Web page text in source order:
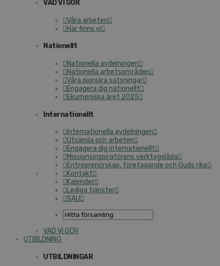
VAD VI GÖR
Våra arbeten
Här finns vi
Nationellt
Nationella avdelningen
Nationella arbetsområden
Våra pionjära satsningar
Engagera dig nationellt
Ekumeniska året 2025
Internationellt
Internationella avdelningen
Utsända och arbeten
Engagera dig internationellt
Missionsinspiratörens verktygslåda
Entreprenörskap, företagande och Guds rike
Kontakt
Kalender
Lediga tjänster
SAU
VAD VI GÖR
UTBILDNING
UTBILDNINGAR